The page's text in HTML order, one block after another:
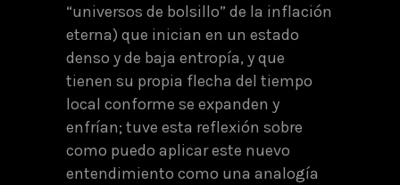
“universos de bolsillo” de la inflación
eterna) que inician en un estado
denso y de baja entropía, y que
tienen su propia flecha del tiempo
local conforme se expanden y
enfrían; tuve esta reflexión sobre
como puedo aplicar este nuevo
entendimiento como una analogía